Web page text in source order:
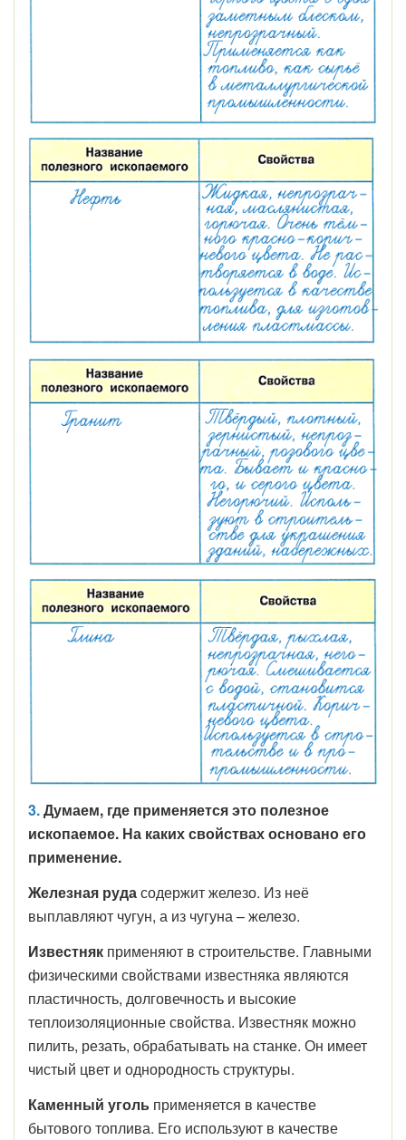
3.Думаем, где применяется это полезное
ископаемое. На каких свойствах основано его
применение.
Железная рудасодержит железо. Из неё
выплавляют чугун, а из чугуна – железо.
Известняк применяют в строительстве. Главными
физическими свойствами известняка являются
пластичность, долговечность и высокие
теплоизоляционные свойства. Известняк можно
пилить, резать, обрабатывать на станке. Он имеет
чистый цвет и однородность структуры.
Каменный уголь применяется в качестве
бытового топлива. Его используют в качестве